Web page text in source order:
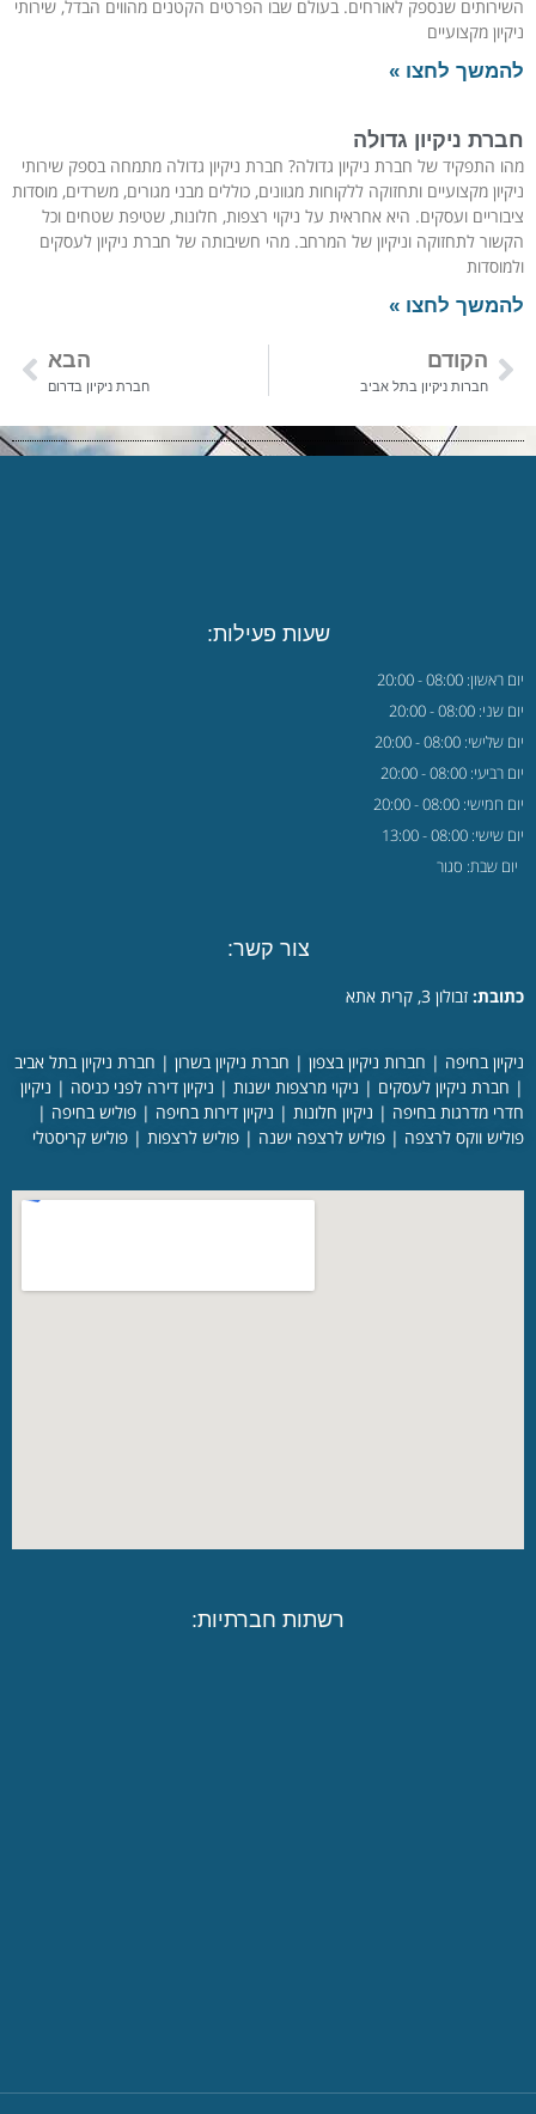
השירותים שנספק לאורחים. בעולם שבו הפרטים הקטנים מהווים הבדל, שירותי
ניקיון מקצועיים
להמשך לחצו »
חברת ניקיון גדולה
מהו התפקיד של חברת ניקיון גדולה? חברת ניקיון גדולה מתמחה בספק שירותי
ניקיון מקצועיים ותחזוקה ללקוחות מגוונים, כוללים מבני מגורים, משרדים, מוסדות
ציבוריים ועסקים. היא אחראית על ניקוי רצפות, חלונות, שטיפת שטחים וכל
הקשור לתחזוקה וניקיון של המרחב. מהי חשיבותה של חברת ניקיון לעסקים
ולמוסדות
להמשך לחצו »
הקודם
חברות ניקיון בתל אביב
הבא
חברת ניקיון בדרום
שעות פעילות:
יום ראשון: 08:00 - 20:00
יום שני: 08:00 - 20:00
יום שלישי: 08:00 - 20:00
יום רביעי: 08:00 - 20:00
יום חמישי: 08:00 - 20:00
יום שישי: 08:00 - 13:00
יום שבת: סגור
צור קשר:
כתובת: זבולון 3, קרית אתא
ניקיון בחיפה | חברות ניקיון בצפון | חברת ניקיון בשרון | חברת ניקיון בתל אביב
| חברת ניקיון לעסקים | ניקוי מרצפות ישנות | ניקיון דירה לפני כניסה | ניקיון
חדרי מדרגות בחיפה | ניקיון חלונות | ניקיון דירות בחיפה | פוליש בחיפה |
פוליש ווקס לרצפה | פוליש לרצפה ישנה | פוליש לרצפות | פוליש קריסטלי
רשתות חברתיות: